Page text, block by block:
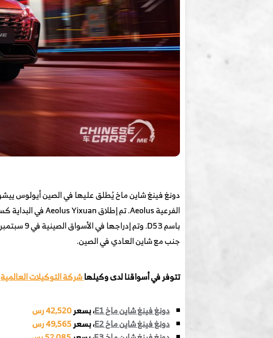
جنب مع شاين العادي في الصين.
تتوفر في أسواقنا لدى وكيلهاشركة التوكيلات العالمية
دونغ فينغ شاين ماخ E1 ، بسعر42,520 رس
دونغ فينغ شاين ماخ E2
، بسعر49,565 رس